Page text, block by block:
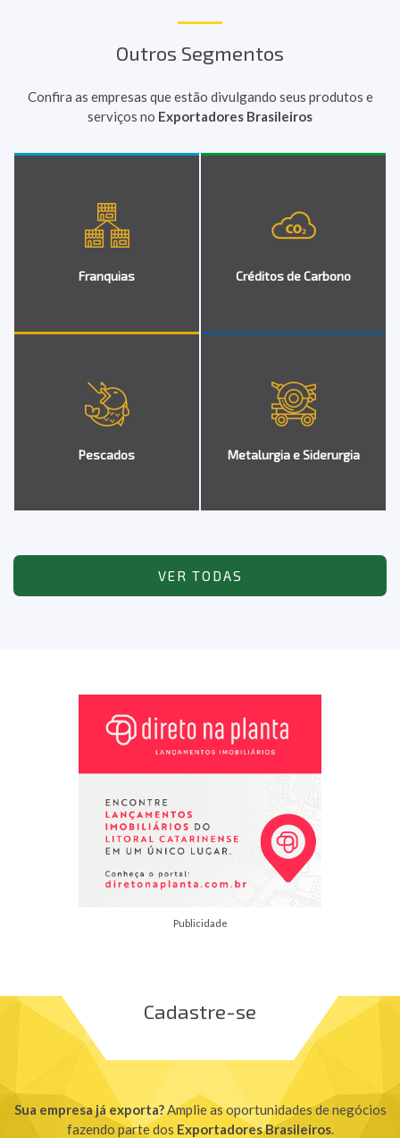
Outros Segmentos
Confira as empresas que estão divulgando seus produtos e
serviços no Exportadores Brasileiros
Franquias Créditos de Carbono
Pescados Metalurgia e Siderurgia
VER TODAS
Publicidade
Cadastre-se
Sua empresa já exporta?Amplie as oportunidades de negócios
fazendo parte dos Exportadores Brasileiros.